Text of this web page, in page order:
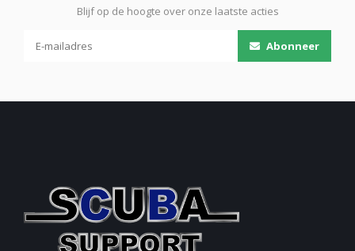
Blijf op de hoogte over onze laatste acties
Abonneer